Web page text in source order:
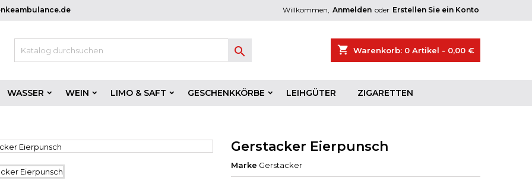
Willkommen, Anmelden oder Erstellen Sie ein Konto
shopping_cart Warenkorb: 0 Artikel - 0,00 €

WASSER WEIN LIMO & SAFT GESCHENKKÖRBE LEIHGÜTER ZIGARETTEN
Gerstacker Eierрunsch
Marke Gerstacker